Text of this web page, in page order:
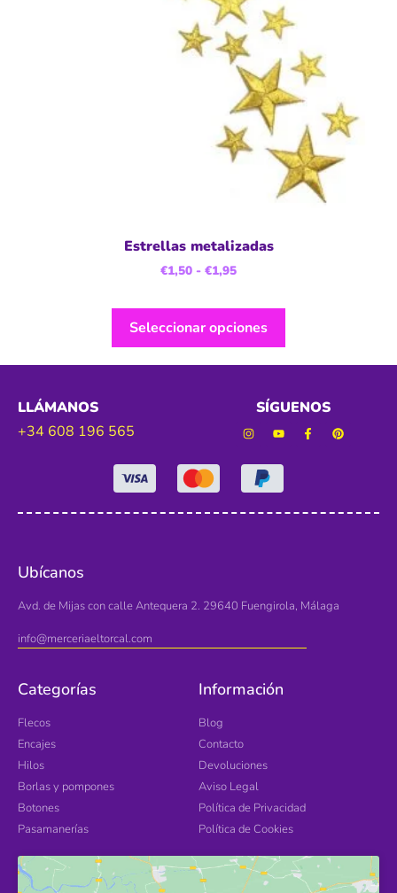
Estrellas metalizadas
€1,50 - €1,95
Seleccionar opciones
LLÁMANOS
+34 608 196 565
SÍGUENOS
Ubícanos
Avd. de Mijas con calle Antequera 2. 29640 Fuengirola, Málaga
info@merceriaeltorcal.com
Categorías
Flecos
Encajes
Hilos
Borlas y pompones
Botones
Pasamanerías
Información
Blog
Contacto
Devoluciones
Aviso Legal
Política de Privacidad
Política de Cookies